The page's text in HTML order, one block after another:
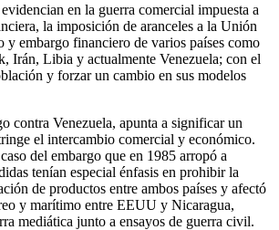
en la guerra comercial impuesta a
la imposición de aranceles a la Unión
y embargo financiero de varios países como
Irán, Libia y actualmente Venezuela; con el
y forzar un cambio en sus modelos
contra Venezuela, apunta a significar un
el intercambio comercial y económico.
del embargo que en 1985 arropó a
tenían especial énfasis en prohibir la
de productos entre ambos países y afectó
y marítimo entre EEUU y Nicaragua,
mediática junto a ensayos de guerra civil.